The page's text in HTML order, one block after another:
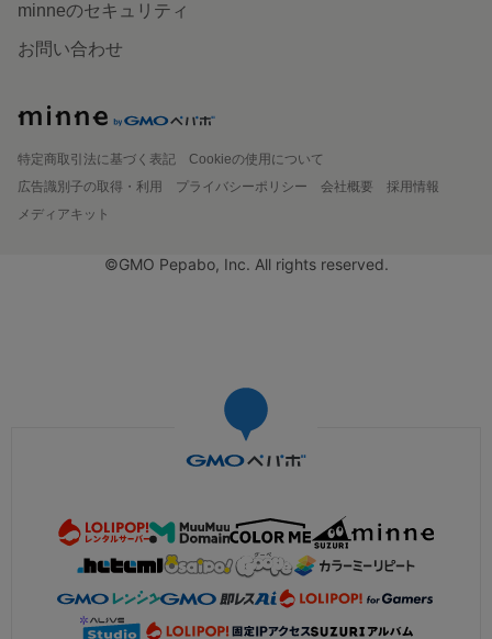
minneのセキュリティ
お問い合わせ
特定商取引法に基づく表記
Cookieの使用について
広告識別子の取得・利用
プライバシーポリシー 会社概要
採用情報
メディアキット
©GMO Pepabo, Inc. All rights reserved.